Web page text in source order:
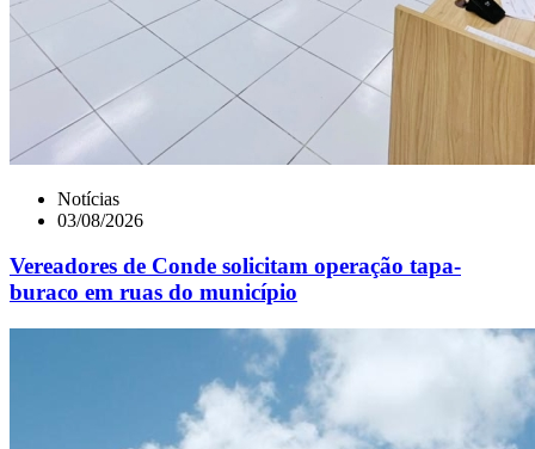
Notícias
03/08/2026
Vereadores de Conde solicitam operação tapa-
buraco em ruas do município